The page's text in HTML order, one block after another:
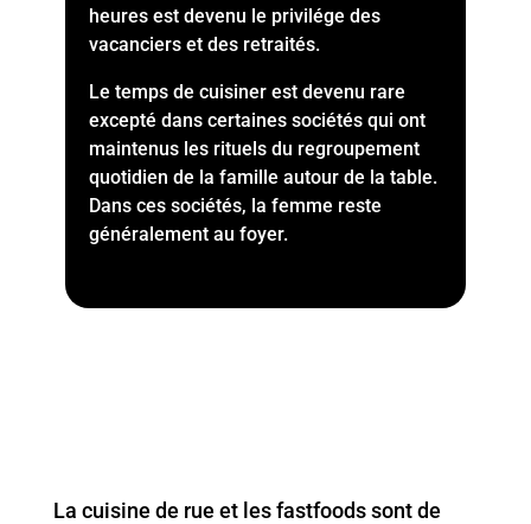
heures est devenu le privilége des
vacanciers et des retraités.
Le temps de cuisiner est devenu rare
excepté dans certaines sociétés qui ont
maintenus les rituels du regroupement
quotidien de la famille autour de la table.
Dans ces sociétés, la femme reste
généralement au foyer.
La cuisine de rue et les fastfoods sont de